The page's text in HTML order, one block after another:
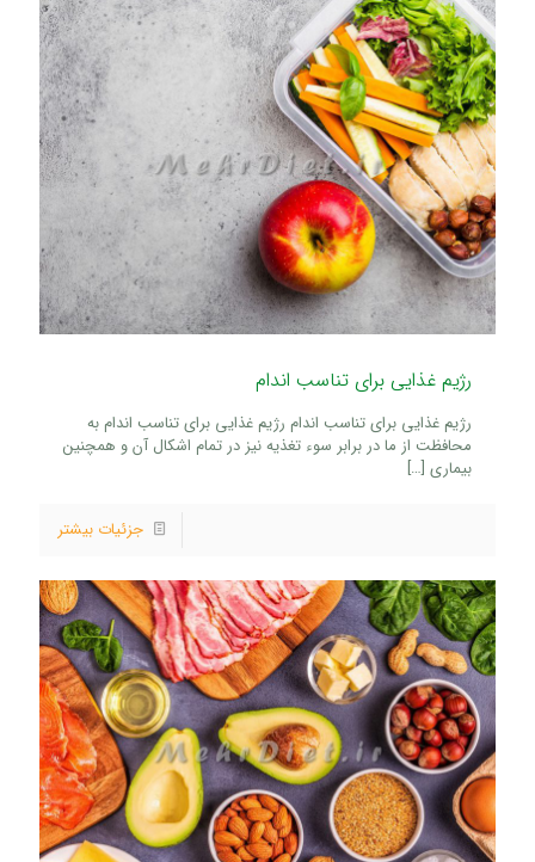
رژیم غذایی برای تناسب اندام
رژیم غذایی برای تناسب اندام رژیم غذایی برای تناسب اندام به
محافظت از ما در برابر سوء تغذیه نیز در تمام اشکال آن و همچنین
بیماری […]
جزئیات بیشتر